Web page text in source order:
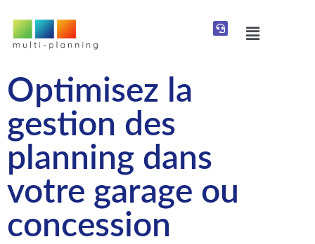
Optimisez la
gestion des
planning dans
votre garage ou
concession